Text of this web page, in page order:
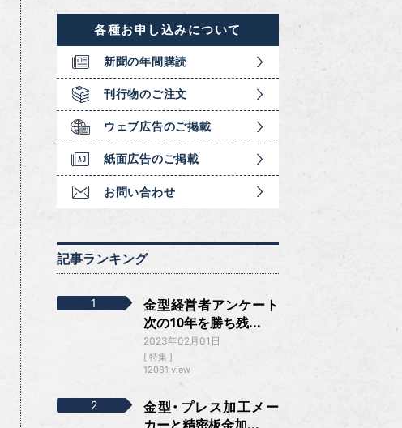
各種お申し込みについて
新聞の年間購読
刊行物のご注文
ウェブ広告のご掲載
紙面広告のご掲載
お問い合わせ
記事ランキング
金型経営者アンケート
次の10年を勝ち残...
2023年02月01日
特集
12081 view
金型・プレス加工メー